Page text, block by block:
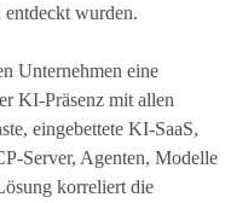
entdeckt wurden.
Unternehmen eine
KI-Präsenz mit allen
eingebettete KI-SaaS,
Server, Agenten, Modelle
korreliert die